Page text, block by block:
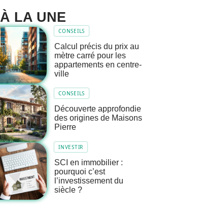
À LA UNE
CONSEILS
Calcul précis du prix au
mètre carré pour les
appartements en centre-
ville
CONSEILS
Découverte approfondie
des origines de Maisons
Pierre
INVESTIR
SCI en immobilier :
pourquoi c’est
l’investissement du
siècle ?